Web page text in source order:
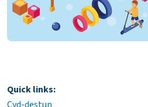
Quick links: